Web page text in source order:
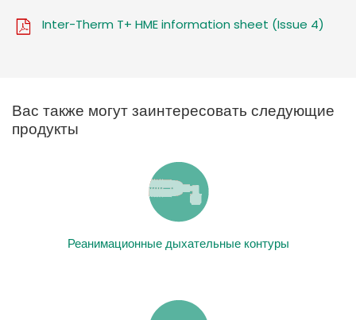
Inter-Therm T+ HME information sheet (Issue 4)
Вас также могут заинтересовать следующие
продукты
Реанимационные дыхательные контуры